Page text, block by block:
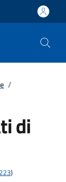
/
di
)